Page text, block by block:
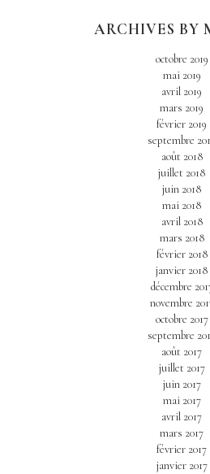
ARCHIVES BY
octobre 2019
mai 2019
avril 2019
mars 2019
février 2019
septembre
août 2018
juillet 2018
juin 2018
mai 2018
avril 2018
mars 2018
février 2018
janvier 2018
décembre
novembre
octobre 2017
septembre
août 2017
juillet 2017
juin 2017
mai 2017
avril 2017
mars 2017
février 2017
janvier 2017